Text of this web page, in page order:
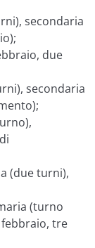
secondaria
due
secondaria
(due turni),
(turno
tre